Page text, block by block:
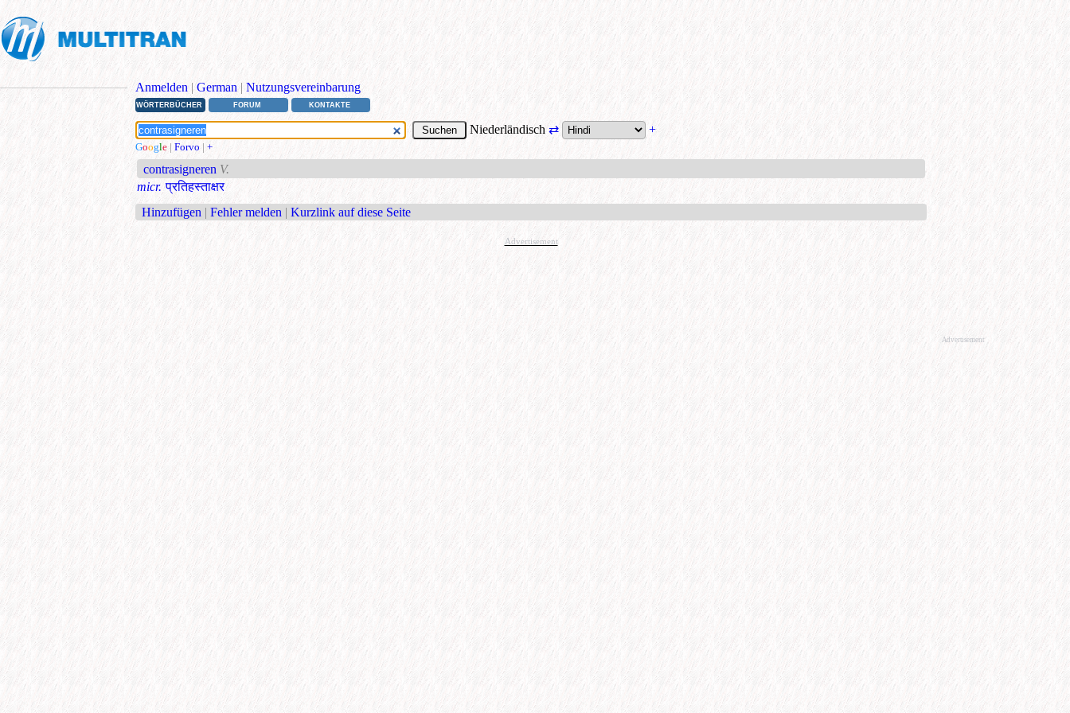
Anmelden | German | Nutzungsvereinbarung
WÖRTERBÜCHER FORUM KONTAKTE
Niederländisch ⇄ +
Google | Forvo | +
contrasigneren V.
micr. प्रतिहस्ताक्षर
Hinzufügen | Fehler melden | Kurzlink auf diese Seite
Advertisement
Advertisement